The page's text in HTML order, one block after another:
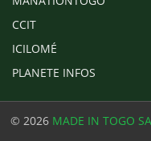
CCIT
ICILOMÉ
PLANETE INFOS
© 2026 MADE IN TOGO